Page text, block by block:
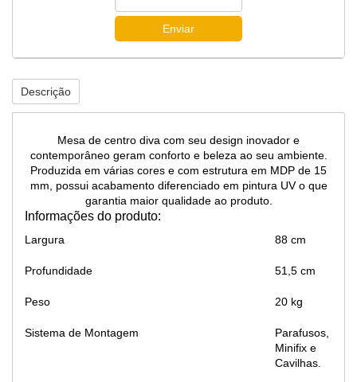
Enviar
Descrição
Mesa de centro diva com seu design inovador e
contemporâneo geram conforto e beleza ao seu ambiente.
Produzida em várias cores e com estrutura em MDP de 15
mm, possui acabamento diferenciado em pintura UV o que
garantia maior qualidade ao produto.
Informações do produto:
Largura 88 cm
Profundidade 51,5 cm
Peso 20 kg
Sistema de Montagem
Parafusos,
Minifix e
Cavilhas.